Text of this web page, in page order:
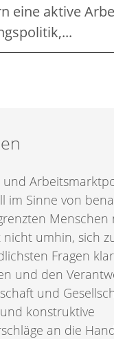
eine aktive
und
im Sinne von
Menschen
umhin, sich
Fragen
und den
und
konstruktive
an die